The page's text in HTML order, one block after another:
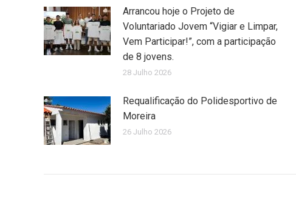
Arrancou hoje o Projeto de
Voluntariado Jovem “Vigiar e Limpar,
Vem Participar!”, com a participação
de 8 jovens.
28 Julho 2026
Requalificação do Polidesportivo de
Moreira
26 Julho 2026